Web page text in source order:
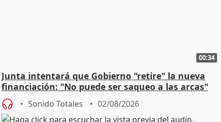
00:34
Junta intentará que Gobierno "retire" la nueva
financiación: "No puede ser saqueo a las arcas"
Sonido Totales 02/08/2026